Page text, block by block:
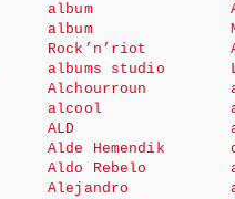
album
album
Rock’n’riot
albums studio
Alchourroun
alcool
ALD
Alde Hemendik
Aldo Rebelo
Alejandro